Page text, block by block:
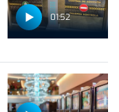
01:52